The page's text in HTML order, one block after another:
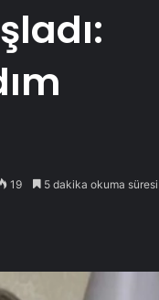
19 5 dakika okuma süresi